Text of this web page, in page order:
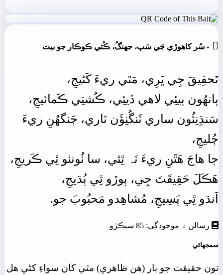
 - سُر کاھوڙي جَي سَپ، جهنگُ، ڪُتي ڪوڪار جو بيت
تَحقِيقَ جِي ڀَرِي، مَٿي ريءَ کَڻيجِ،
ٻانھُون ٻيئِي لاھي ڏيئِي، ڪُشتِي ڪَمائيجِ،
سَنڌِنِئُون ساري ٽَنگُنِؤَن ٽاري، ڄَنگهُنِ ريءَ
ڄُليجِ،
جا ھاجَ ھَٿَنِ ريءَ نَہ ٿِئي، سا ٺُونٺو ٿِي ڪَريجِ،
ھَڪَلَ حَقِيقَتَ جِي، ٻوڙو ٿِي ٻُڌيجِ،
اَنڌو ٿِي پَسِيجِ، مُشاھِدو مَحبُوبَ جو.
رسالن ۾ موجودگي: 85 سيڪڙو
سمجهاڻي
تون حقيقت جو بار (هن ظاهري) مٿي کان سواءِ کڻي هل